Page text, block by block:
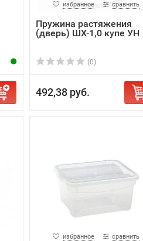
избранное сравнить
Пружина растяжения
(дверь) ШХ-1,0 купе УН
(0)
492,38 руб.
избранное сравнить